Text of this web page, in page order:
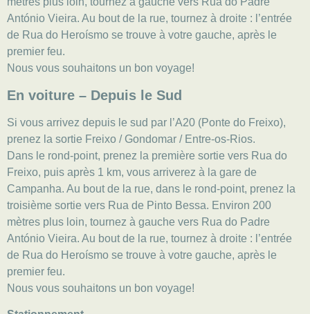
António Vieira. Au bout de la rue, tournez à droite : l’entrée
de Rua do Heroísmo se trouve à votre gauche, après le
premier feu.
Nous vous souhaitons un bon voyage!
En voiture – Depuis le Sud
Si vous arrivez depuis le sud par l’A20 (Ponte do Freixo),
prenez la sortie Freixo / Gondomar / Entre-os-Rios.
Dans le rond-point, prenez la première sortie vers Rua do
Freixo, puis après 1 km, vous arriverez à la gare de
Campanha. Au bout de la rue, dans le rond-point, prenez la
troisième sortie vers Rua de Pinto Bessa. Environ 200
mètres plus loin, tournez à gauche vers Rua do Padre
António Vieira. Au bout de la rue, tournez à droite : l’entrée
de Rua do Heroísmo se trouve à votre gauche, après le
premier feu.
Nous vous souhaitons un bon voyage!